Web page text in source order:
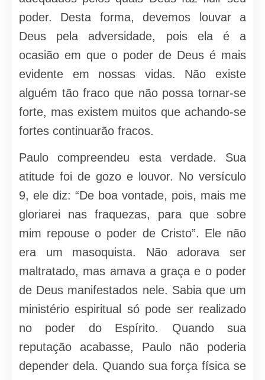
poder. Desta forma, devemos louvar a
Deus pela adversidade, pois ela é a
ocasião em que o poder de Deus é mais
evidente em nossas vidas. Não existe
alguém tão fraco que não possa tornar-se
forte, mas existem muitos que achando-se
fortes continuarão fracos.
Paulo compreendeu esta verdade. Sua
atitude foi de gozo e louvor. No versículo
9, ele diz: “De boa vontade, pois, mais me
gloriarei nas fraquezas, para que sobre
mim repouse o poder de Cristo”. Ele não
era um masoquista. Não adorava ser
maltratado, mas amava a graça e o poder
de Deus manifestados nele. Sabia que um
ministério espiritual só pode ser realizado
no poder do Espírito. Quando sua
reputação acabasse, Paulo não poderia
depender dela. Quando sua força física se